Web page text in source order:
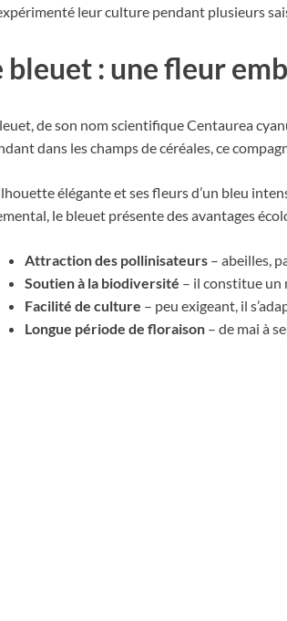
expérimenté leur culture pendant plusieurs
bleuet : une fleur
de son nom scientifique Centaurea
dans les champs de céréales, ce
élégante et ses fleurs d’un bleu
le bleuet présente des avantages
Attraction des pollinisateurs – abeilles,
Soutien à la biodiversité – il constitue un
Facilité de culture – peu exigeant, il
Longue période de floraison – de mai à